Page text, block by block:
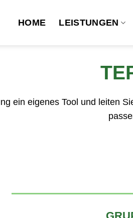
HOME LEISTUNGEN
ein eigenes Tool und leiten